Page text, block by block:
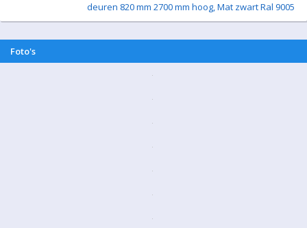
deuren 820 mm 2700 mm hoog, Mat zwart Ral 9005
Foto's